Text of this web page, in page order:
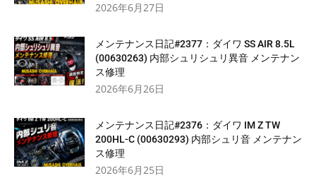
2026年6月27日
メンテナンス日記#2377：ダイワ SS AIR 8.5L
(00630263) 内部シュリシュリ異音 メンテナン
ス修理
2026年6月26日
メンテナンス日記#2376：ダイワ IM Z TW
200HL-C (00630293) 内部シュリ音 メンテナン
ス修理
2026年6月25日